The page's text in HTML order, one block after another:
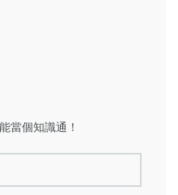
當個知識通！